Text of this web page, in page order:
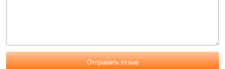
Отправить отзыв